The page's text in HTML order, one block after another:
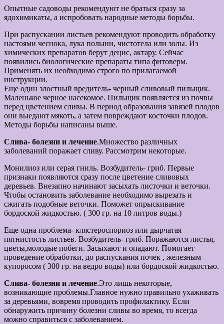
Опытные садоводы рекомендуют не браться сразу за
ядохимикаты, а испробовать народные методы борьбы.
При распускании листьев рекомендуют проводить обработку
настоями чеснока, лука полыни, чистотела или золы. Из
химических препаратов берут децис, актару. Сейчас
появились биологические препараты типа фитоверм.
Применять их необходимо строго по прилагаемой
инструкции.
Еще один злостный вредитель- черный сливовый пильщик.
Маленькое черное насекомое. Пильщик появляется из почвы
перед цветением сливы. В период образования завязей плодов
они выедают мякоть, а затем повреждают косточки плодов.
Методы борьбы написаны выше.
Слива- болезни и лечение.Множество различных
заболеваний поражает сливу. Рассмотрим некоторые.
Монилиоз или серая гниль. Возбудитель- гриб. Первые
признаки появляются сразу после цветение сливовых
деревьев. Внезапно начинают засыхать листочки и веточки.
Чтобы остановить заболевание необходимо вырезать и
сжигать подобные веточки. Поможет опрыскивание
бордоской жидкостью. ( 300 гр. на 10 литров воды.)
Еще одна проблема- клястероспориоз или дырчатая
пятнистость листьев. Возбудитель- гриб. Поражаются листья,
цветы,молодые побеги. Засыхают и опадают. Помогает
проведение обработки, до распускания почек , железным
купоросом ( 300 гр. на ведро воды) или бордоской жидкостью.
Слива- болезни и лечение.Это лишь некоторые,
возникающие проблемы.Главное нужно правильно ухаживать
за деревьями, вовремя проводить профилактику. Если
обнаружить причину болезни сливы во время, то всегда
можно справиться с заболеванием.